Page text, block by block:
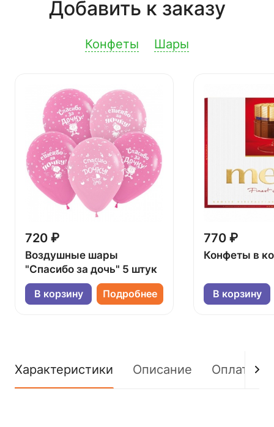
Добавить к заказу
Конфеты Шары
720 ₽
Воздушные шары
"Спасибо за дочь" 5 штук
В корзину Подробнее
770 ₽
Конфеты в
В корзину
Характеристики Описание Оплата